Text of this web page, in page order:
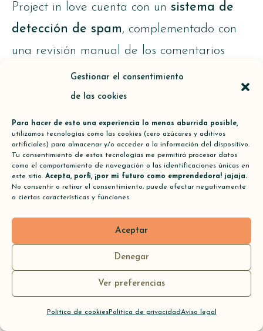
Gestionar el consentimiento
de las cookies
Para hacer de esto una experiencia lo menos aburrida posible,
utilizamos tecnologías como las cookies (cero azúcares y aditivos
artificiales) para almacenar y/o acceder a la información del dispositivo.
Tu consentimiento de estas tecnologías me permitirá procesar datos
como el comportamiento de navegación o las identificaciones únicas en
este sitio. Acepta, porfi, ¡por mi futuro como emprendedora! jajaja.
No consentir o retirar el consentimiento, puede afectar negativamente
a ciertas características y funciones.
Aceptar
Denegar
Ver preferencias
Política de cookiesPolítica de privacidadAviso legal
Project in love cuenta con un sistema de
detección de spam, complementado con
una revisión manual de los comentarios
recibidos. Rechazamos el spam y a quienes
lo fomentan o se lucran con él.
Project in love respeta la
privacidad de
sus usuarios. Los datos solicitados para
realizar un comentario (obligatorios:
nombre o apodo, correo electrónico, el cual
no es visible para el resto de los lectores;
opcionales: página web si se tiene y se
desea indicar) se hacen con el único
propósito de verificar que quien escribe es
una persona física y no un bot programado
de spam.